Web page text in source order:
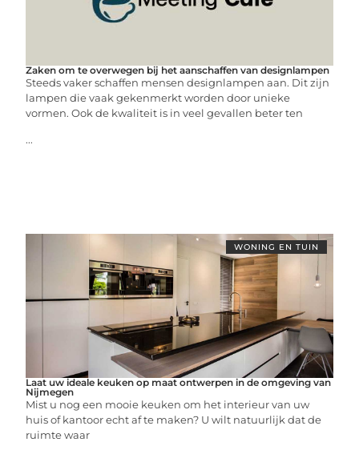
Zaken om te overwegen bij het aanschaffen van designlampen
Steeds vaker schaffen mensen designlampen aan. Dit zijn
lampen die vaak gekenmerkt worden door unieke
vormen. Ook de kwaliteit is in veel gevallen beter ten
...
WONING EN TUIN
Laat uw ideale keuken op maat ontwerpen in de omgeving van
Nijmegen
Mist u nog een mooie keuken om het interieur van uw
huis of kantoor echt af te maken? U wilt natuurlijk dat de
ruimte waar